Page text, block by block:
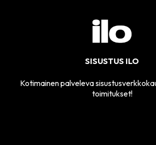
SISUSTUS ILO
Kotimainen palveleva
toimitukset!